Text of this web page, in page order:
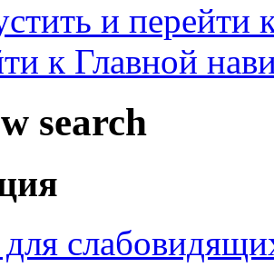
и перейти
к Главной
search